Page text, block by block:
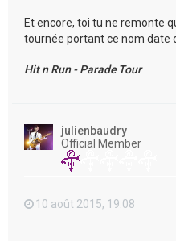
Et encore, toi tu ne remonte
tournée portant ce nom date
Hit n Run - Parade Tour
julienbaudry
Official Member
10 août 2015, 19:08